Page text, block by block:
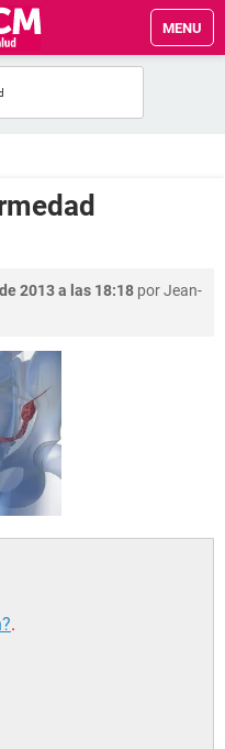
MENU
2013 a las 18:18 porJean-
.